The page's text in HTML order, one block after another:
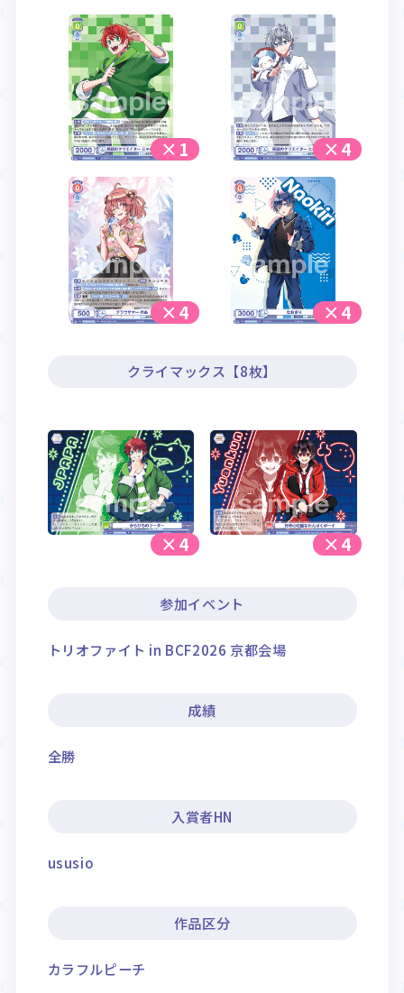
×1 ×4
×4 ×4
クライマックス【8枚】
×4 ×4
参加イベント
トリオファイト in BCF2026 京都会場
成績
全勝
入賞者HN
ususio
作品区分
カラフルピーチ